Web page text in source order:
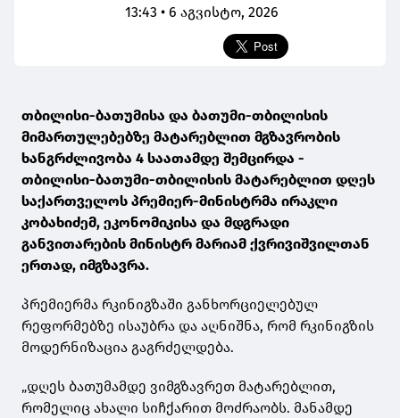
13:43 • 6 აგვისტო, 2026
თბილისი-ბათუმისა და ბათუმი-თბილისის
მიმართულებებზე მატარებლით მგზავრობის
ხანგრძლივობა 4 საათამდე შემცირდა -
თბილისი-ბათუმი-თბილისის მატარებლით დღეს
საქართველოს პრემიერ-მინისტრმა ირაკლი
კობახიძემ, ეკონომიკისა და მდგრადი
განვითარების მინისტრ მარიამ ქვრივიშვილთან
ერთად, იმგზავრა.
პრემიერმა რკინიგზაში განხორციელებულ
რეფორმებზე ისაუბრა და აღნიშნა, რომ რკინიგზის
მოდერნიზაცია გაგრძელდება.
„დღეს ბათუმამდე ვიმგზავრეთ მატარებლით,
რომელიც ახალი სიჩქარით მოძრაობს. მანამდე